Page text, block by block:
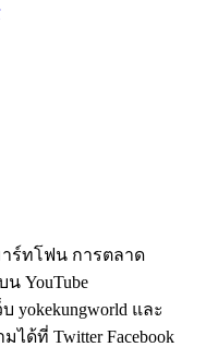
าร์ทโฟน การตลาด
YouTube
yokekungworld และ
ได้ที่ Twitter Facebook